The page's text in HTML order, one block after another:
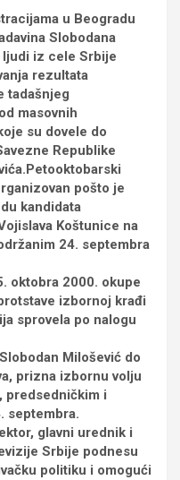
u Beogradu
Slobodana
ljudi iz cele Srbije
rezultata
tadašnjeg
masovnih
su dovele do
Republike
pošto je
kandidata
Koštunice na
24. septembra
oktobra 2000. okupe
izbornoj krađi
sprovela po nalogu
Milošević do
prizna izbornu volju
predsedničkim i
septembra.
glavni urednik i
Srbije podnesu
politiku i omogući